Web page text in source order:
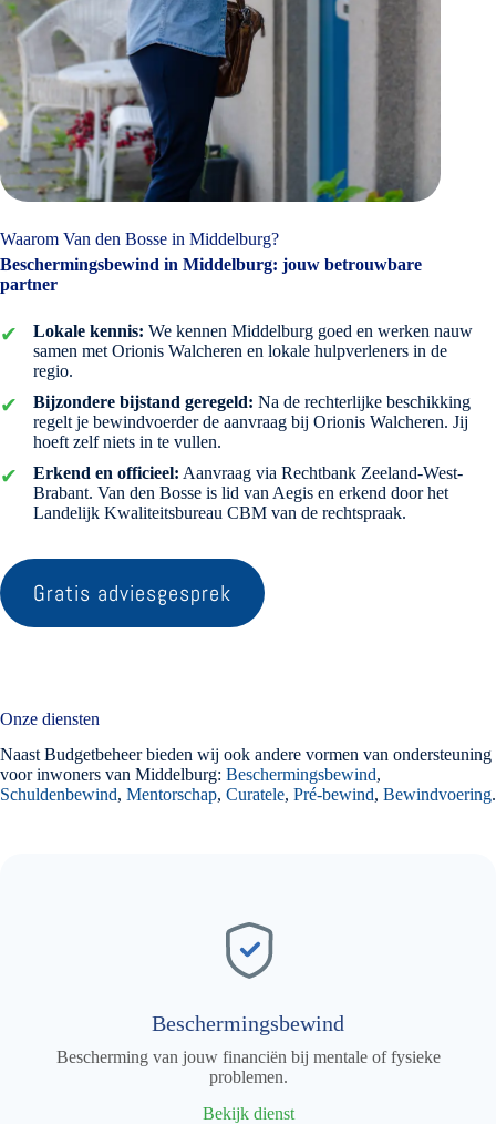
Waarom Van den Bosse in Middelburg?
Beschermingsbewind in Middelburg: jouw betrouwbare
partner
Lokale kennis: We kennen Middelburg goed en werken nauw
samen met Orionis Walcheren en lokale hulpverleners in de
regio.
Bijzondere bijstand geregeld: Na de rechterlijke beschikking
regelt je bewindvoerder de aanvraag bij Orionis Walcheren. Jij
hoeft zelf niets in te vullen.
Erkend en officieel: Aanvraag via Rechtbank Zeeland-West-
Brabant. Van den Bosse is lid van Aegis en erkend door het
Landelijk Kwaliteitsbureau CBM van de rechtspraak.
Gratis adviesgesprek
Onze diensten
Naast Budgetbeheer bieden wij ook andere vormen van ondersteuning
voor inwoners van Middelburg: Beschermingsbewind,
Schuldenbewind, Mentorschap, Curatele, Pré-bewind, Bewindvoering.
Beschermingsbewind
Bescherming van jouw financiën bij mentale of fysieke
problemen.
Bekijk dienst